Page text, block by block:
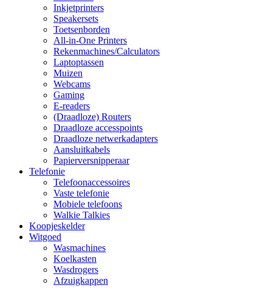
Inkjetprinters
Speakersets
Toetsenborden
All-in-One Printers
Rekenmachines/Calculators
Laptoptassen
Muizen
Webcams
Gaming
E-readers
(Draadloze) Routers
Draadloze accesspoints
Draadloze netwerkadapters
Aansluitkabels
Papierversnipperaar
Telefonie
Telefoonaccessoires
Vaste telefonie
Mobiele telefoons
Walkie Talkies
Koopjeskelder
Witgoed
Wasmachines
Koelkasten
Wasdrogers
Afzuigkappen